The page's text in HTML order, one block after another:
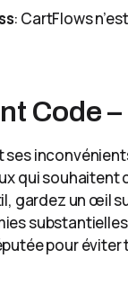
: CartFlows
Code
qui
gardez un œil
pour